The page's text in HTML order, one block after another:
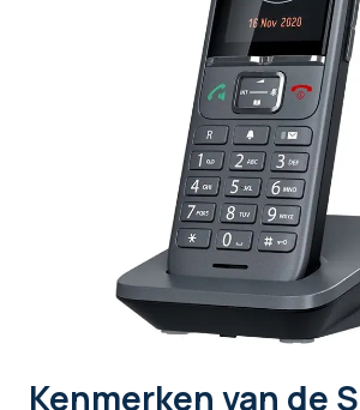
Kenmerken van de